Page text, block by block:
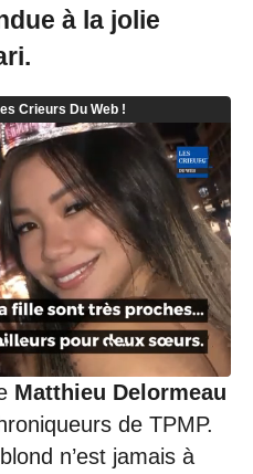
à la jolie
Matthieu Delormeau
de TPMP.
n’est jamais à